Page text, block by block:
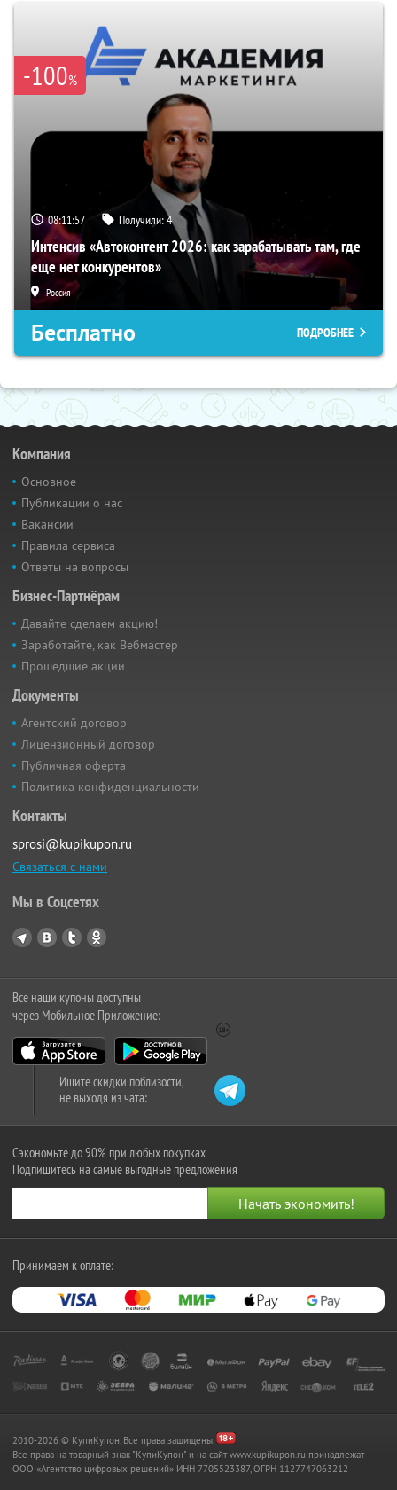
-100%
08:11:56 Получили:4
Интенсив «Автоконтент 2026: как зарабатывать там, где
еще нет конкурентов»
Россия
Бесплатно ПОДРОБНЕЕ
Компания
Основное
Публикации о нас
Вакансии
Правила сервиса
Ответы на вопросы
Бизнес-Партнёрам
Давайте сделаем акцию!
Заработайте, как Вебмастер
Прошедшие акции
Документы
Агентский договор
Лицензионный договор
Публичная оферта
Политика конфиденциальности
Контакты
sprosi@kupikupon.ru
Связаться с нами
Мы в Соцсетях
Все наши купоны доступны
через Мобильное Приложение:
Ищите скидки поблизости,
не выходя из чата:
Сэкономьте до 90% при любых покупках
Подпишитесь на самые выгодные предложения
Принимаем к оплате:
2010-2026 © КупиКупон. Все права защищены.
Все права на товарный знак "КупиКупон" и на сайт www.kupikupon.ru принадлежат
OOO «Агентство цифровых решений» ИНН 7705523387, ОГРН 1127747063212